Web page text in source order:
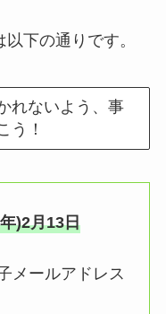
下の通りです。
れないよう、事
う！
)2月13日
メールアドレス